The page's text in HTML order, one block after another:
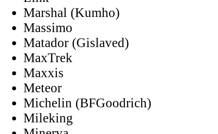
Marshal (Kumho)
Massimo
Matador (Gislaved)
MaxTrek
Maxxis
Meteor
Michelin (BFGoodrich)
Mileking